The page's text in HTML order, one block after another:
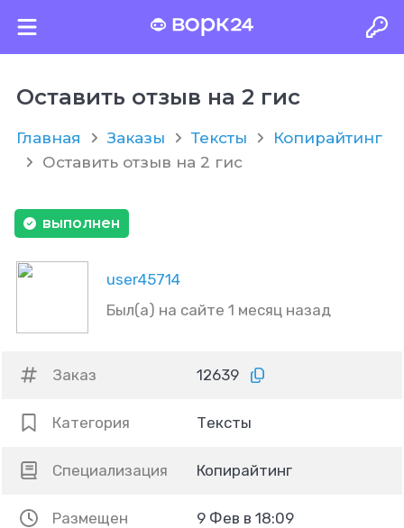
Оставить отзыв на 2 гис
Главная Заказы Тексты
Копирайтинг
Оставить отзыв на 2 гис
user45714
Был(а) на сайте 1 месяц назад
выполнен
Заказ 12639
Категория Тексты
Специализация Копирайтинг
Размещен 9 Фев в 18:09